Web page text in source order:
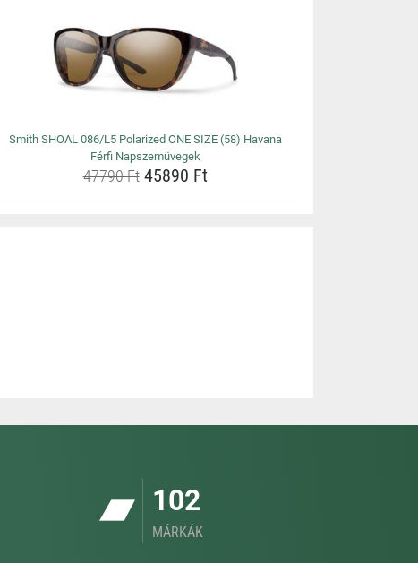
Smith SHOAL 086/L5 Polarized ONE SIZE (58) Havana
Férfi Napszemüvegek
47790 Ft45890 Ft
102
MÁRKÁK